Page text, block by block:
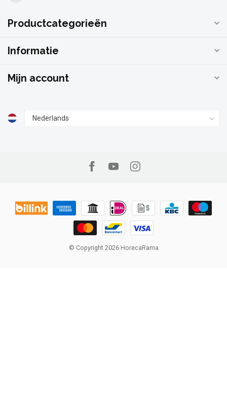
Productcategorieën
Informatie
Mijn account
© Copyright 2026 HorecaRama